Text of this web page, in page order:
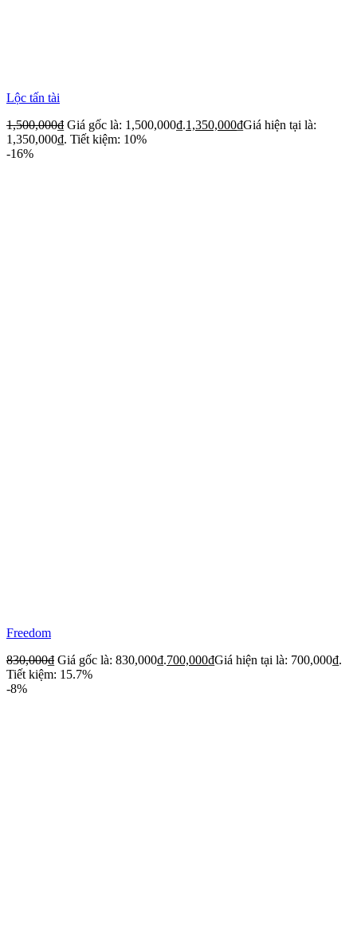
Lộc tấn tài
1,500,000₫ Giá gốc là: 1,500,000₫.1,350,000₫Giá hiện tại là:
1,350,000₫. Tiết kiệm: 10%
-16%
Freedom
830,000₫ Giá gốc là: 830,000₫.700,000₫Giá hiện tại là: 700,000₫.
Tiết kiệm: 15.7%
-8%